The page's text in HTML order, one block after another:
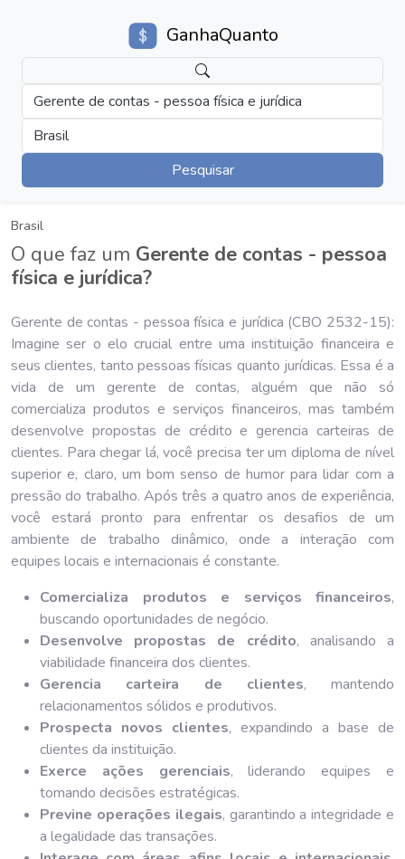
GanhaQuanto
Gerente de contas - pessoa física e jurídica
Brasil
Pesquisar
Brasil
O que faz um Gerente de contas - pessoa
física e jurídica?
Gerente de contas - pessoa física e jurídica (CBO 2532-15):
Imagine ser o elo crucial entre uma instituição financeira e
seus clientes, tanto pessoas físicas quanto jurídicas. Essa é a
vida de um gerente de contas, alguém que não só
comercializa produtos e serviços financeiros, mas também
desenvolve propostas de crédito e gerencia carteiras de
clientes. Para chegar lá, você precisa ter um diploma de nível
superior e, claro, um bom senso de humor para lidar com a
pressão do trabalho. Após três a quatro anos de experiência,
você estará pronto para enfrentar os desafios de um
ambiente de trabalho dinâmico, onde a interação com
equipes locais e internacionais é constante.
Comercializa produtos e serviços financeiros,
buscando oportunidades de negócio.
Desenvolve propostas de crédito, analisando a
viabilidade financeira dos clientes.
Gerencia carteira de clientes, mantendo
relacionamentos sólidos e produtivos.
Prospecta novos clientes, expandindo a base de
clientes da instituição.
Exerce ações gerenciais, liderando equipes e
tomando decisões estratégicas.
Previne operações ilegais, garantindo a integridade e
a legalidade das transações.